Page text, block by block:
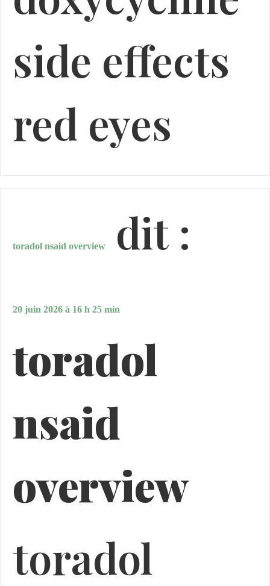
side effects
red eyes
toradol nsaid overview dit :
20 juin 2026 à 16 h 25 min
toradol
nsaid
overview
toradol